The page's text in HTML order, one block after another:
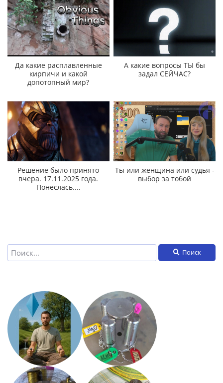
Да какие расплавленные
кирпичи и какой
допотопный мир?
А какие вопросы ТЫ бы
задал СЕЙЧАС?
Решение было принято
вчера. 17.11.2025 года.
Понеслась....
Ты или женщина или судья -
выбор за тобой
Поиск